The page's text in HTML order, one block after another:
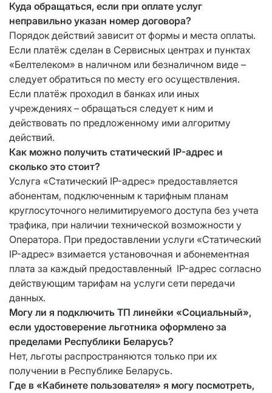
Куда обращаться, если при оплате услуг
неправильно указан номер договора?
Порядок действий зависит от формы и места оплаты.
Если платёж сделан в Сервисных центрах и пунктах
«Белтелеком» в наличном или безналичном виде –
следует обратиться по месту его осуществления.
Если платёж проходил в банках или иных
учреждениях – обращаться следует к ним и
действовать по предложенному ими алгоритму
действий.
Как можно получить статический IP-адрес и
сколько это стоит?
Услуга «Статический IP-адрес» предоставляется
абонентам, подключенным к тарифным планам
круглосуточного нелимитируемого доступа без учета
трафика, при наличии технической возможности у
Оператора. При предоставлении услуги «Статический
IP-адрес» взимается установочная и абонементная
плата за каждый предоставленный IP-адрес согласно
действующим тарифам на услуги сети передачи
данных.
Могу ли я подключить ТП линейки «Социальный»,
если удостоверение льготника оформлено за
пределами Республики Беларусь?
Нет, льготы распространяются только при их
получении в Республике Беларусь.
Где в «Кабинете пользователя» я могу посмотреть,